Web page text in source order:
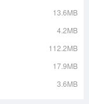
13.6MB
4.2MB
112.2MB
17.9MB
3.6MB